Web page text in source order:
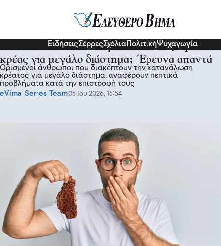
ΕιδήσειςΣέρρεςΣχόλια ΠολιτικήΨυχαγωγία
Πεπτικό: Τι παθαίνουμε όταν δεν τρώμε
κρέας για μεγάλο διάστημα; Έρευνα απαντά
Ορισμένοι άνθρωποι που διακόπτουν την κατανάλωση
κρέατος για μεγάλο διάστημα, αναφέρουν πεπτικά
προβλήματα κατά την επιστροφή τους
eVima Serres Team06 Ιου 2026, 16:54